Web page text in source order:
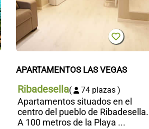
APARTAMENTOS LAS VEGAS
Ribadesella( 74 plazas )
Apartamentos situados en el
centro del pueblo de Ribadesella.
A 100 metros de la Playa ...